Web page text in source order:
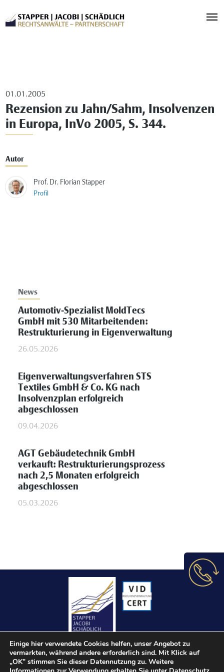
01.01.2005
Rezension zu Jahn/Sahm, Insolvenzen
in Europa, InVo 2005, S. 344.
Autor
Prof. Dr. Florian Stapper
Profil
News
Automotiv-Spezialist MoldTecs
GmbH mit 530 Mitarbeitenden:
Restrukturierung in Eigenverwaltung
26.05.2026
Eigenverwaltungsverfahren STS
Textiles GmbH & Co. KG nach
Insolvenzplan erfolgreich
abgeschlossen
09.04.2026
AGT Gebäudetechnik GmbH
verkauft: Restrukturierungsprozess
nach 2,5 Monaten erfolgreich
abgeschlossen
05.03.2026
Einige hier verwendete Cookies helfen, unser Angebot zu
vermarkten, während andere erforderlich sind. Mit Klick auf
„OK” stimmen Sie dieser Datennutzung zu. Weitere